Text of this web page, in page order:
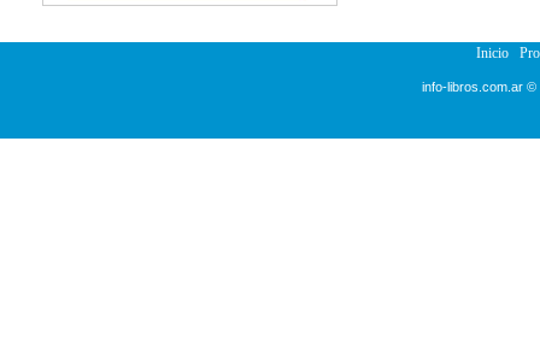
Inicio
info-libros.com.ar